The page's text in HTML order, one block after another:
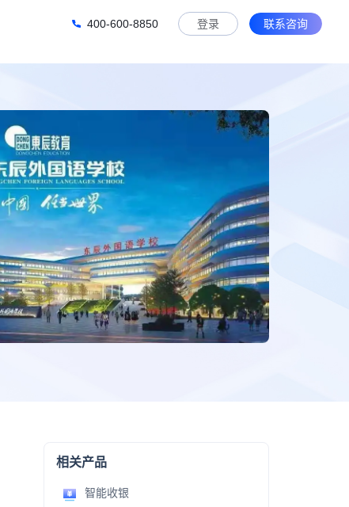
400-600-8850 登录 联系咨询
相关产品
智能收银